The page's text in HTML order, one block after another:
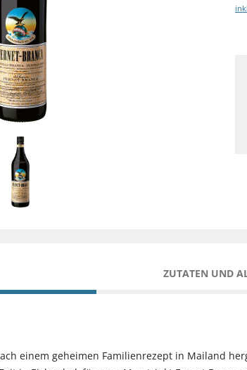
ZUTATEN UND
einem geheimen Familienrezept in Mailand